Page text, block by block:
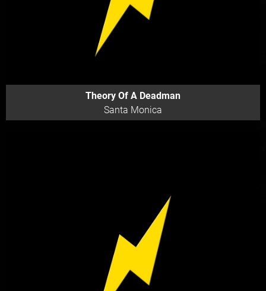
Theory Of A Deadman
Santa Monica